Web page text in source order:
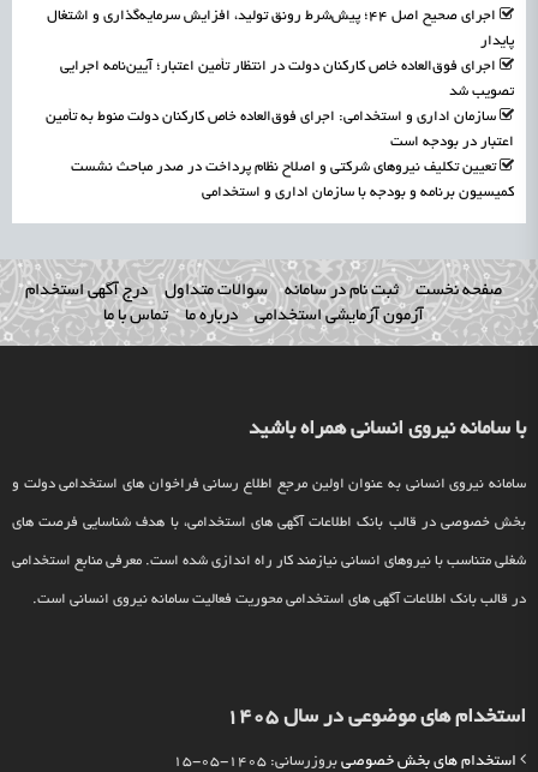
اجرای صحیح اصل ۴۴؛ پیش‌شرط رونق تولید، افزایش سرمایه‌گذاری و اشتغال
پایدار
اجرای فوق‌العاده خاص کارکنان دولت در انتظار تأمین اعتبار؛ آیین‌نامه اجرایی
تصویب شد
سازمان اداری و استخدامی: اجرای فوق‌العاده خاص کارکنان دولت منوط به تأمین
اعتبار در بودجه است
تعیین تکلیف نیروهای شرکتی و اصلاح نظام پرداخت در صدر مباحث نشست
کمیسیون برنامه و بودجه با سازمان اداری و استخدامی
صفحه نخست ثبت نام در سامانه سوالات متداول
درج آگهی استخدام
آزمون آزمایشی استخدامی
درباره ما تماس با ما
با سامانه نیروی انسانی همراه باشید
سامانه نیروی انسانی به عنوان اولین مرجع اطلاع رسانی فراخوان های استخدامی دولت و
بخش خصوصی در قالب بانک اطلاعات آگهی های استخدامی، با هدف شناسایی فرصت های
شغلی متناسب با نیروهای انسانی نیازمند کار راه اندازی شده است. معرفی منابع استخدامی
در قالب بانک اطلاعات آگهی های استخدامی محوریت فعالیت سامانه نیروی انسانی است.
استخدام های موضوعی در سال 1405
استخدام های بخش خصوصی بروزرسانی: 1405-05-15